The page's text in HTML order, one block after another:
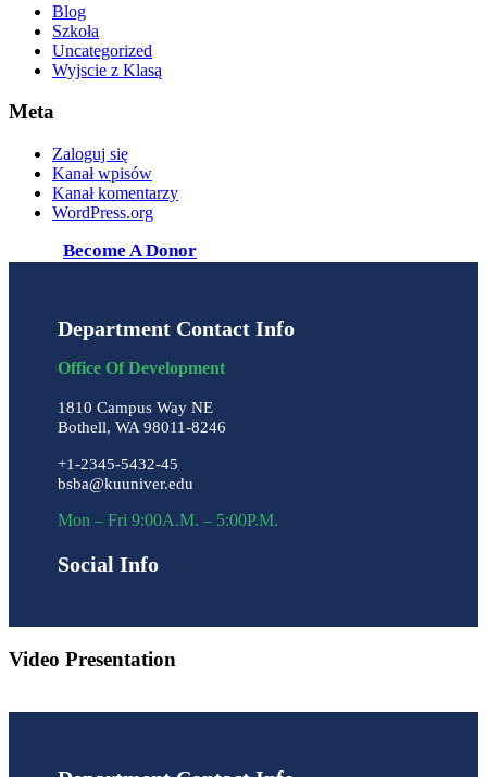
Blog
Szkoła
Uncategorized
Wyjscie z Klasą
Meta
Zaloguj się
Kanał wpisów
Kanał komentarzy
WordPress.org
Become A Donor
Department Contact Info
Office Of Development
1810 Campus Way NE
Bothell, WA 98011-8246
+1-2345-5432-45
bsba@kuuniver.edu
Mon – Fri 9:00A.M. – 5:00P.M.
Social Info
Video Presentation